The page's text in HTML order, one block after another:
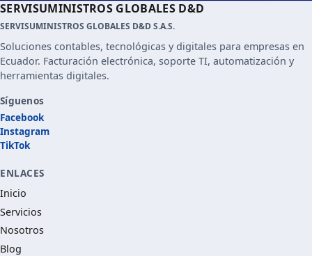
SERVISUMINISTROS GLOBALES D&D
SERVISUMINISTROS GLOBALES D&D S.A.S.
Soluciones contables, tecnológicas y digitales para empresas en
Ecuador. Facturación electrónica, soporte TI, automatización y
herramientas digitales.
Síguenos
Facebook
Instagram
TikTok
ENLACES
Inicio
Servicios
Nosotros
Blog